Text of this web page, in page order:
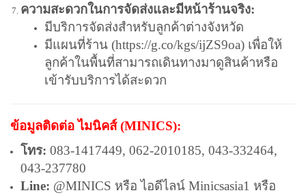
ความสะดวกในการจัดส่งและมีหน้าร้านจริง:
มีบริการจัดส่งสำหรับลูกค้าต่างจังหวัด
มีแผนที่ร้าน (https://g.co/kgs/ijZS9oa) เพื่อให้
ลูกค้าในพื้นที่สามารถเดินทางมาดูสินค้าหรือ
เข้ารับบริการได้สะดวก
ข้อมูลติดต่อ ไมนิคส์ (MINICS):
โทร: 083-1417449, 062-2010185, 043-332464,
043-237780
Line: @MINICS หรือ ไอดีไลน์ Minicsasia1 หรือ